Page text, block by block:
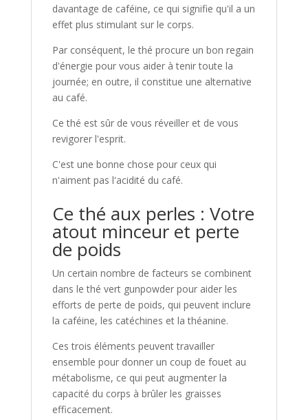
davantage de caféine, ce qui signifie qu'il a un
effet plus stimulant sur le corps.
Par conséquent, le thé procure un bon regain
d'énergie pour vous aider à tenir toute la
journée; en outre, il constitue une alternative
au café.
Ce thé est sûr de vous réveiller et de vous
revigorer l'esprit.
C'est une bonne chose pour ceux qui
n'aiment pas l'acidité du café.
Ce thé aux perles : Votre
atout minceur et perte
de poids
Un certain nombre de facteurs se combinent
dans le thé vert gunpowder pour aider les
efforts de perte de poids, qui peuvent inclure
la caféine, les catéchines et la théanine.
Ces trois éléments peuvent travailler
ensemble pour donner un coup de fouet au
métabolisme, ce qui peut augmenter la
capacité du corps à brûler les graisses
efficacement.